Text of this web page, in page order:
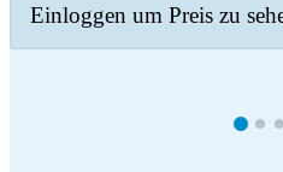
Einloggen um Preis zu